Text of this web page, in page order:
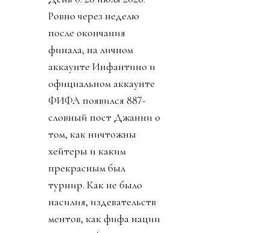
Ровно через неделю
после окончания
финала, на личном
аккаунте Инфантино и
официальном аккаунте
ФИФА появился 887-
словный пост Джанни о
том, как ничтожны
хейтеры и каким
прекрасным был
турнир. Как не было
насилия, издевательств
ментов, как фифа нации